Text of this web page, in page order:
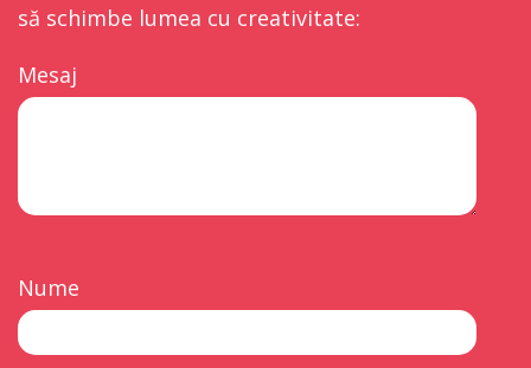
să schimbe lumea cu creativitate:
Mesaj
Nume